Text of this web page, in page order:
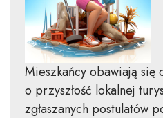
Mieszkańcy obawiają
o przyszłość lokalnej
zgłaszanych postulatów